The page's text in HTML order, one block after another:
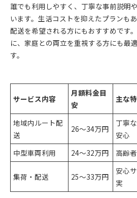
誰でも利用しやすく、丁寧な事前説明
います。生活コストを抑えたプランも
配送を希望される方にもおすすめです
に、家庭との両立を重視する方にも最
す。
サービス内容
月額料金目
安
主な
地域内ルート配
送
26～34万円
丁寧
安心
中型車両利用
24～32万円 高齢
集荷・配送 25～33万円
安心
実